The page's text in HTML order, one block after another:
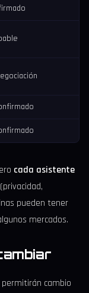
cada asistente
(privacidad,
pueden tener
mercados.
cambio